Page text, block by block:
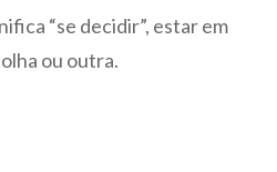
“se decidir”, estar em
ou outra.